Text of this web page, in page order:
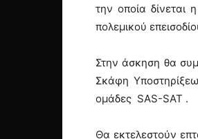
την οποία δίνεται
πολεμικού
Στην άσκηση θα
Σκάφη
ομάδες SAS-SAT .
Θα εκτελεστούν